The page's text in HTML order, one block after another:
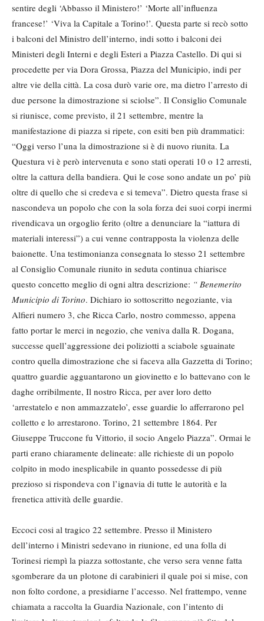
sentire degli ‘Abbasso il Ministero!’ ‘Morte all’influenza
francese!’ ‘Viva la Capitale a Torino!’. Questa parte si recò sotto
i balconi del Ministro dell’interno, indi sotto i balconi dei
Ministeri degli Interni e degli Esteri a Piazza Castello. Di qui si
procedette per via Dora Grossa, Piazza del Municipio, indi per
altre vie della città. La cosa durò varie ore, ma dietro l’arresto di
due persone la dimostrazione si sciolse”. Il Consiglio Comunale
si riunisce, come previsto, il 21 settembre, mentre la
manifestazione di piazza si ripete, con esiti ben più drammatici:
“Oggi verso l’una la dimostrazione si è di nuovo riunita. La
Questura vi è però intervenuta e sono stati operati 10 o 12 arresti,
oltre la cattura della bandiera. Qui le cose sono andate un po’ più
oltre di quello che si credeva e si temeva”. Dietro questa frase si
nascondeva un popolo che con la sola forza dei suoi corpi inermi
rivendicava un orgoglio ferito (oltre a denunciare la “iattura di
materiali interessi”) a cui venne contrapposta la violenza delle
baionette. Una testimonianza consegnata lo stesso 21 settembre
al Consiglio Comunale riunito in seduta continua chiarisce
questo concetto meglio di ogni altra descrizione: “ Benemerito
Municipio di Torino. Dichiaro io sottoscritto negoziante, via
Alfieri numero 3, che Ricca Carlo, nostro commesso, appena
fatto portar le merci in negozio, che veniva dalla R. Dogana,
successe quell’aggressione dei poliziotti a sciabole sguainate
contro quella dimostrazione che si faceva alla Gazzetta di Torino;
quattro guardie agguantarono un giovinetto e lo battevano con le
daghe orribilmente, Il nostro Ricca, per aver loro detto
‘arrestatelo e non ammazzatelo’, esse guardie lo afferrarono pel
colletto e lo arrestarono. Torino, 21 settembre 1864. Per
Giuseppe Truccone fu Vittorio, il socio Angelo Piazza”. Ormai le
parti erano chiaramente delineate: alle richieste di un popolo
colpito in modo inesplicabile in quanto possedesse di più
prezioso si rispondeva con l’ignavia di tutte le autorità e la
frenetica attività delle guardie.
Eccoci cosi al tragico 22 settembre. Presso il Ministero
dell’interno i Ministri sedevano in riunione, ed una folla di
Torinesi riempì la piazza sottostante, che verso sera venne fatta
sgomberare da un plotone di carabinieri il quale poi si mise, con
non folto cordone, a presidiarne l’accesso. Nel frattempo, venne
chiamata a raccolta la Guardia Nazionale, con l’intento di